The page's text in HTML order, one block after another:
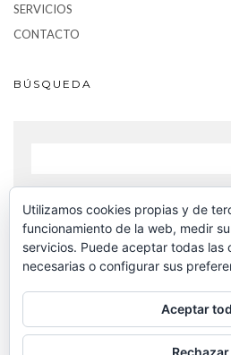
SERVICIOS
CONTACTO
BÚSQUEDA
BUSCAR
Utilizamos cookies propias y de
funcionamiento de la web, medir
servicios. Puede aceptar todas las
necesarias o configurar sus
Aceptar
Rechazar